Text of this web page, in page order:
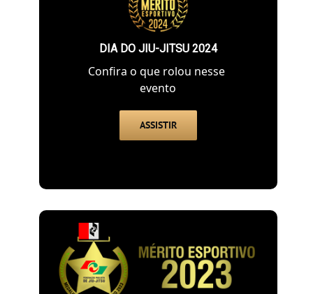
DIA DO JIU-JITSU 2024
Confira o que rolou nesse
evento
ASSISTIR